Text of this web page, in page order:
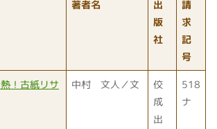
著者名
出
版
社
請
求
記
号
！古紙リサ
中村 文人／文
佼
成
出
518
ナ